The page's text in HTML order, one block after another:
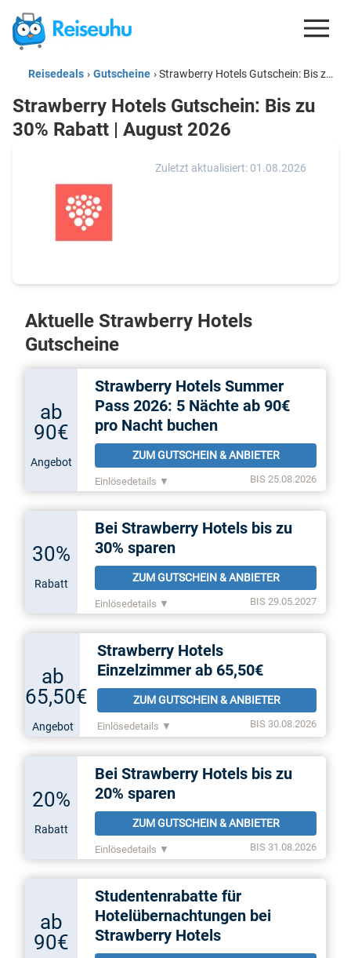
REISEDEALS
GUTSCHEINE
Reisedeals › Gutscheine › Strawberry Hotels Gutschein: Bis zu 30% Rabatt | August 2026
Strawberry Hotels Gutschein: Bis zu
30% Rabatt | August 2026
Zuletzt aktualisiert: 01.08.2026
Aktuelle Strawberry Hotels
Gutscheine
ab
90€
Angebot
Strawberry Hotels Summer
Pass 2026: 5 Nächte ab 90€
pro Nacht buchen
ZUM GUTSCHEIN & ANBIETER
BIS 25.08.2026
Einlösedetails ▼
30%
Rabatt
Bei Strawberry Hotels bis zu
30% sparen
ZUM GUTSCHEIN & ANBIETER
BIS 29.05.2027
Einlösedetails ▼
ab
65,50€
Angebot
Strawberry Hotels
Einzelzimmer ab 65,50€
ZUM GUTSCHEIN & ANBIETER
BIS 30.08.2026
Einlösedetails ▼
20%
Rabatt
Bei Strawberry Hotels bis zu
20% sparen
ZUM GUTSCHEIN & ANBIETER
BIS 31.08.2026
Einlösedetails ▼
ab
90€
Studentenrabatte für
Hotelübernachtungen bei
Strawberry Hotels